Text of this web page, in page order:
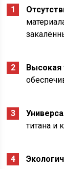
Высокая
титана и